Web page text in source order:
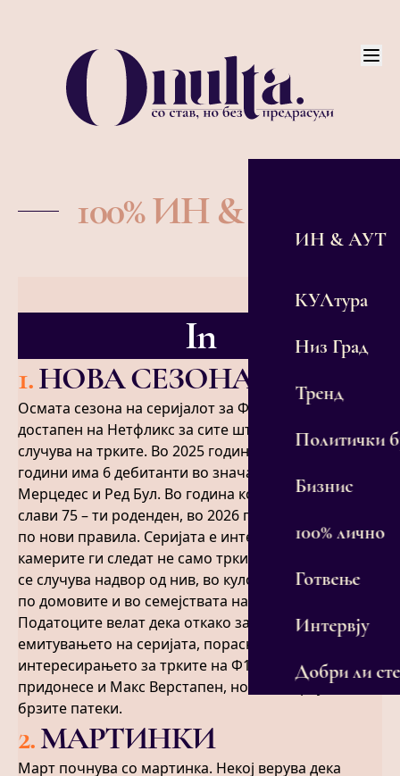
ИН & АУТ
КУЛтура
Низ Град
Тренд
Политички
Бизнис
100% лично
Готвење
Интервју
Добри ли
100% ИН & АУТ
In
1.НОВА СЕЗОНА Ф1
Осмата сезона на серијалот за Формула 1 (2025) е
достапен на Нетфликс за сите што следат што се
случува на трките. Во 2025 година првпат по 15
години има 6 дебитанти во значајни тимови како
Мерцедес и Ред Бул. Во година кога Формула 1
слави 75 – ти роденден, во 2026 година ќе се вози
по нови правила. Серијата е интересен зашто
камерите ги следат не само трките, туку и она што
се случува надвор од нив, во кулоарите, на улиците
по домовите и во семејствата на ѕвездите на Ф1.
Податоците велат дека откако започнало
емитувањето на серијата, пораснало
интересирањето за трките на Ф1. Секако, за тоа
придонесе и Макс Верстапен, новиот херој на
брзите патеки.
2.МАРТИНКИ
Март почнува со мартинка. Некој верува дека